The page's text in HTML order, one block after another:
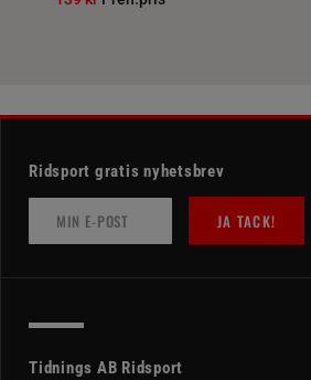
Ridsport gratis nyhetsbrev
JA TACK!
Tidnings AB Ridsport